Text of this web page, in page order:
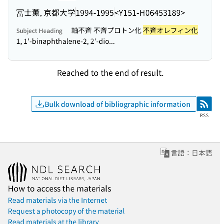
冨士薫, 京都大学1994-1995<Y151-H06453189>
Subject Heading 軸不斉 不斉プロトン化不斉オレフィン化
1, 1'-binaphthalene-2, 2'-dio...
Reached to the end of result.
Bulk download of bibliographic information RSS
RSS
言語：日本語
How to access the materials
Read materials via the Internet
Request a photocopy of the material
Read materials at the library